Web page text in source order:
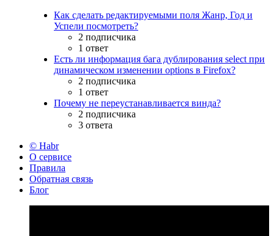
Как сделать редактируемыми поля Жанр, Год и
Успели посмотреть?
2 подписчика
1 ответ
Есть ли информация бага дублирования select при
динамическом изменении options в Firefox?
2 подписчика
1 ответ
Почему не переустанавливается винда?
2 подписчика
3 ответа
© Habr
О сервисе
Правила
Обратная связь
Блог